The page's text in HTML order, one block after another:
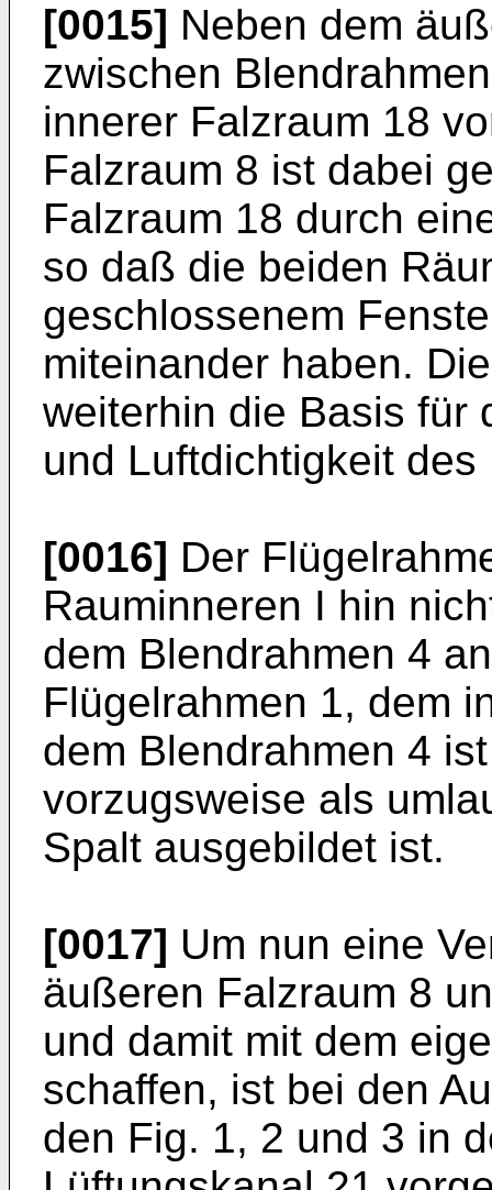
[0015] Neben dem
zwischen
innerer Falzraum 18
Falzraum 8 ist dabei
Falzraum 18 durch
so daß die beiden
geschlossenem
miteinander haben.
weiterhin die Basis für
und Luftdichtigkeit des
[0016] Der
Rauminneren I hin
dem Blendrahmen 4
Flügelrahmen 1, dem
dem Blendrahmen 4
vorzugsweise als
Spalt ausgebildet ist.
[0017] Um nun eine
äußeren Falzraum 8
und damit mit dem
schaffen, ist bei den
den Fig. 1, 2 und 3 in